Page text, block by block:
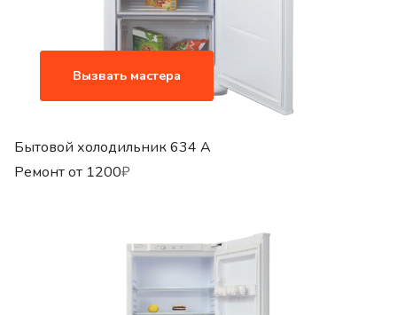
Вызвать мастера
Бытовой холодильник 634 A
Ремонт от 1200₽